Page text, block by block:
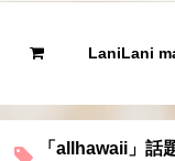
LaniLani
「allhawaii」話